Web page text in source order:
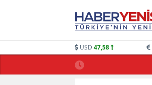
USD 47,58
BULUŞTU